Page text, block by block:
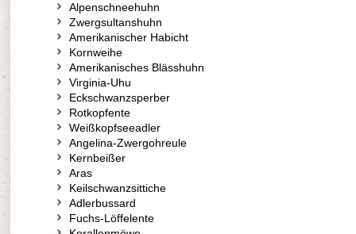
Alpenschneehuhn
Zwergsultanshuhn
Amerikanischer Habicht
Kornweihe
Amerikanisches Blässhuhn
Virginia-Uhu
Eckschwanzsperber
Rotkopfente
Weißkopfseeadler
Angelina-Zwergohreule
Kernbeißer
Aras
Keilschwanzsittiche
Adlerbussard
Fuchs-Löffelente